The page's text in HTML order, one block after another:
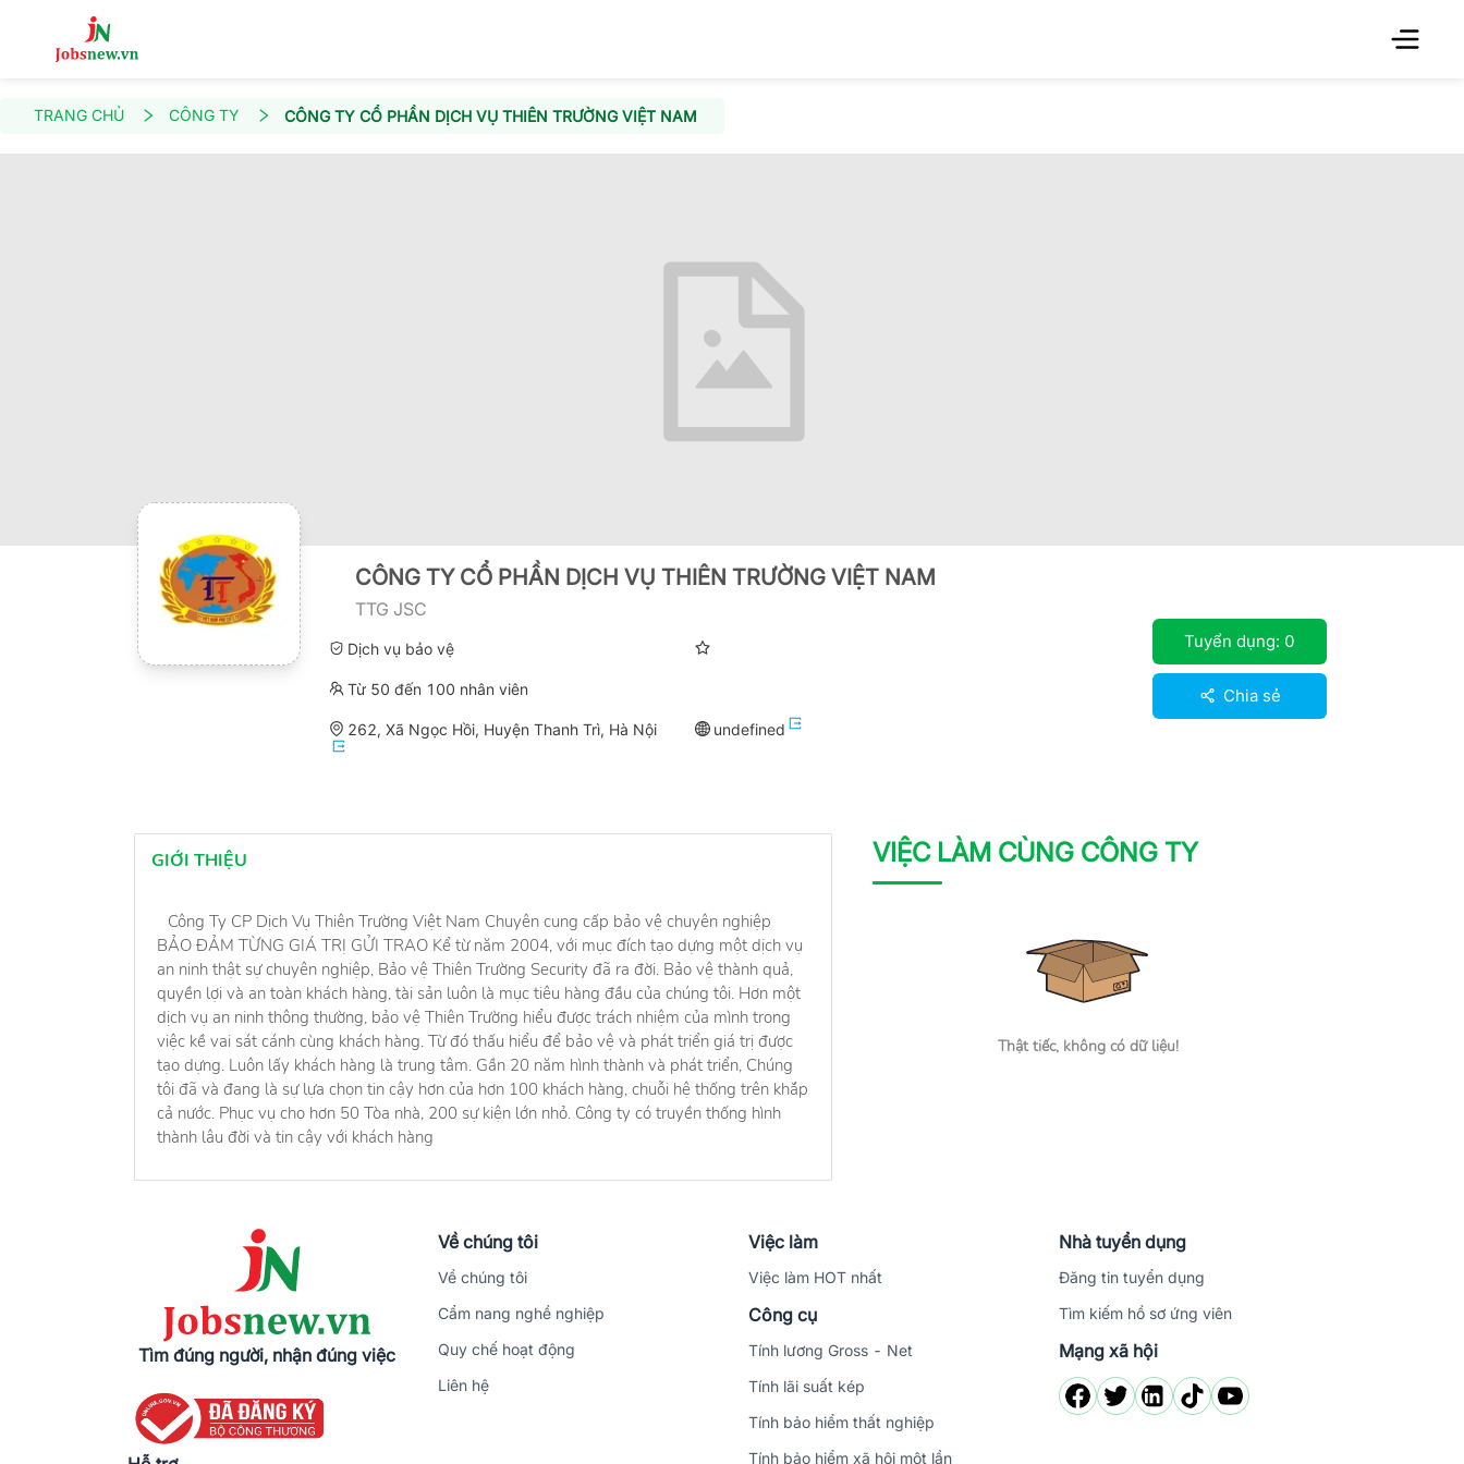
TRANG CHỦ CÔNG TY CÔNG TY CỔ PHẦN DỊCH VỤ THIÊN TRƯỜNG VIỆT NAM
CÔNG TY CỔ PHẦN DỊCH VỤ THIÊN TRƯỜNG VIỆT NAM
TTG JSC
Dịch vụ bảo vệ
Từ 50 đến 100 nhân viên
262, Xã Ngọc Hồi, Huyện Thanh Trì, Hà Nội undefined
Tuyển dụng: 0
Chia sẻ
GIỚI THIỆU
Công Ty CP Dịch Vụ Thiên Trường Việt Nam Chuyên cung cấp bảo vệ chuyên nghiệp
BẢO ĐẢM TỪNG GIÁ TRỊ GỬI TRAO Kể từ năm 2004, với mục đích tạo dựng một dịch vụ
an ninh thật sự chuyên nghiệp, Bảo vệ Thiên Trường Security đã ra đời. Bảo vệ thành quả,
quyền lợi và an toàn khách hàng, tài sản luôn là mục tiêu hàng đầu của chúng tôi. Hơn một
dịch vụ an ninh thông thường, bảo vệ Thiên Trường hiểu được trách nhiệm của mình trong
việc kề vai sát cánh cùng khách hàng. Từ đó thấu hiểu để bảo vệ và phát triển giá trị được
tạo dựng. Luôn lấy khách hàng là trung tâm. Gần 20 năm hình thành và phát triển, Chúng
tôi đã và đang là sự lựa chọn tin cậy hơn của hơn 100 khách hàng, chuỗi hệ thống trên khắp
cả nước. Phục vụ cho hơn 50 Tòa nhà, 200 sự kiện lớn nhỏ. Công ty có truyền thống hình
thành lâu đời và tin cậy với khách hàng
VIỆC LÀM CÙNG CÔNG TY
Thật tiếc, không có dữ liệu!
Tìm đúng người, nhận đúng việc
Về chúng tôi
Về chúng tôi
Cẩm nang nghề nghiệp
Quy chế hoạt động
Liên hệ
Việc làm
Việc làm HOT nhất
Công cụ
Tính lương Gross - Net
Tính lãi suất kép
Tính bảo hiểm thất nghiệp
Tính bảo hiểm xã hội một lần
Nhà tuyển dụng
Đăng tin tuyển dụng
Tìm kiếm hồ sơ ứng viên
Mạng xã hội